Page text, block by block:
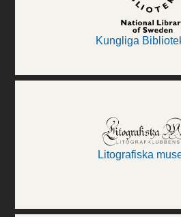
Kungliga
Litografiska